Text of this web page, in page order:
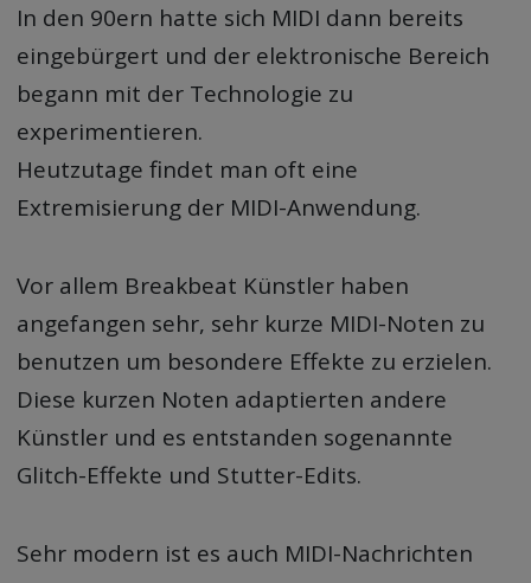
In den 90ern hatte sich MIDI dann bereits
eingebürgert und der elektronische Bereich
begann mit der Technologie zu
experimentieren.
Heutzutage findet man oft eine
Extremisierung der MIDI-Anwendung.
Vor allem Breakbeat Künstler haben
angefangen sehr, sehr kurze MIDI-Noten zu
benutzen um besondere Effekte zu erzielen.
Diese kurzen Noten adaptierten andere
Künstler und es entstanden sogenannte
Glitch-Effekte und Stutter-Edits.
Sehr modern ist es auch MIDI-Nachrichten